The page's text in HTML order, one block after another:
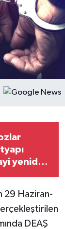
yeniden
29 Haziran-
DEAŞ